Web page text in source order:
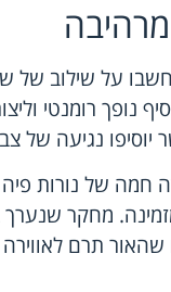
על שילוב של
נופך רומנטי
יוסיפו נגיעה של
חמה של נורות
מחקר
שהאור תרם